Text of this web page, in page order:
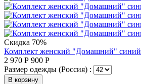
Скидка 70%
Комплект женский "Домашний" синий
2 970 Р 900 Р
Размер одежды (Россия) :
В корзину